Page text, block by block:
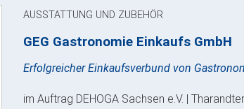
AUSSTATTUNG UND ZUBEHÖR
GEG Gastronomie Einkaufs GmbH
Erfolgreicher Einkaufsverbund von
im Auftrag DEHOGA Sachsen e.V. |